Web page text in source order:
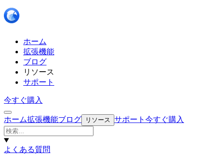
ホーム
拡張機能
ブログ
リソース
サポート
今すぐ購入
ホーム拡張機能ブログ リソース サポート 今すぐ購入
よくある質問